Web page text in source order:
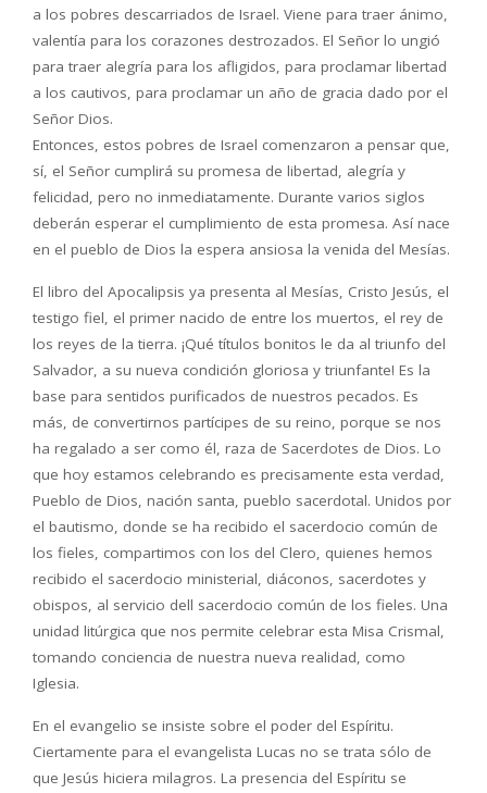
a los pobres descarriados de Israel. Viene para traer ánimo,
valentía para los corazones destrozados. El Señor lo ungió
para traer alegría para los afligidos, para proclamar libertad
a los cautivos, para proclamar un año de gracia dado por el
Señor Dios.
Entonces, estos pobres de Israel comenzaron a pensar que,
sí, el Señor cumplirá su promesa de libertad, alegría y
felicidad, pero no inmediatamente. Durante varios siglos
deberán esperar el cumplimiento de esta promesa. Así nace
en el pueblo de Dios la espera ansiosa la venida del Mesías.
El libro del Apocalipsis ya presenta al Mesías, Cristo Jesús, el
testigo fiel, el primer nacido de entre los muertos, el rey de
los reyes de la tierra. ¡Qué títulos bonitos le da al triunfo del
Salvador, a su nueva condición gloriosa y triunfante! Es la
base para sentidos purificados de nuestros pecados. Es
más, de convertirnos partícipes de su reino, porque se nos
ha regalado a ser como él, raza de Sacerdotes de Dios. Lo
que hoy estamos celebrando es precisamente esta verdad,
Pueblo de Dios, nación santa, pueblo sacerdotal. Unidos por
el bautismo, donde se ha recibido el sacerdocio común de
los fieles, compartimos con los del Clero, quienes hemos
recibido el sacerdocio ministerial, diáconos, sacerdotes y
obispos, al servicio dell sacerdocio común de los fieles. Una
unidad litúrgica que nos permite celebrar esta Misa Crismal,
tomando conciencia de nuestra nueva realidad, como
Iglesia.
En el evangelio se insiste sobre el poder del Espíritu.
Ciertamente para el evangelista Lucas no se trata sólo de
que Jesús hiciera milagros. La presencia del Espíritu se